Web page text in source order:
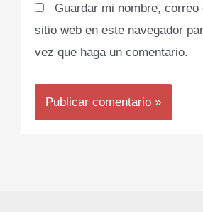
Guardar mi nombre,
sitio web en este navegador
vez que haga un comentario.